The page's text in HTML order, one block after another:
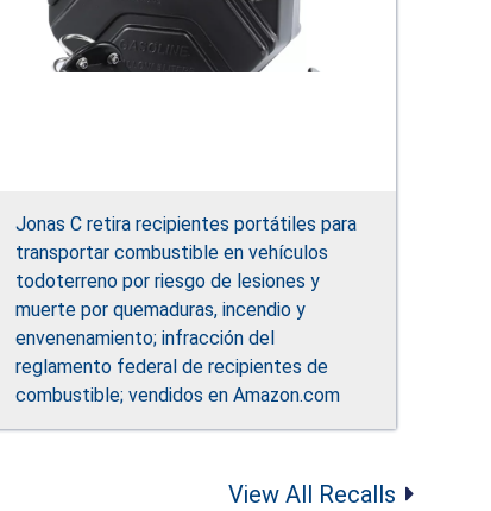
Jonas C retira recipientes portátiles para
transportar combustible en vehículos
todoterreno por riesgo de lesiones y
muerte por quemaduras, incendio y
envenenamiento; infracción del
reglamento federal de recipientes de
combustible; vendidos en Amazon.com
View All Recalls